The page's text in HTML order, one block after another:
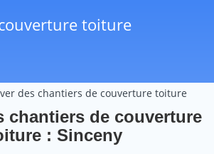
toiture
des chantiers de couverture toiture
chantiers de couverture
: Sinceny